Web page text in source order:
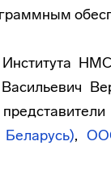
,